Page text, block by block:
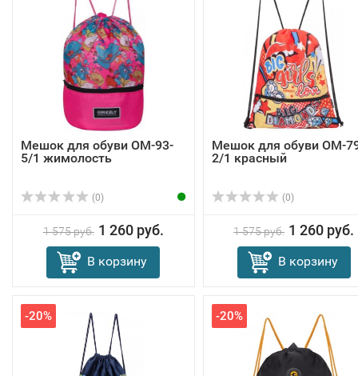
Мешок для обуви OM-93-
5/1 жимолость
(0)
1 575 руб. 1 260 руб.
В корзину
Мешок для обуви OM-
2/1 красный
(0)
1 575 руб. 1 260 руб.
В корзину
-20% -20%